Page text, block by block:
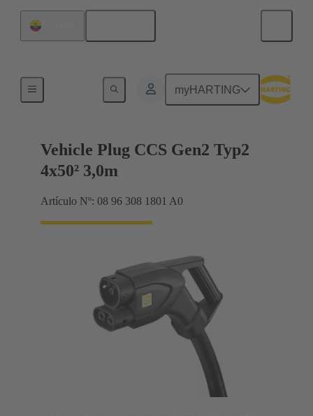
myHARTING
Cable de carga
Vehicle Plug CCS Gen2 Typ2
4x50² 3,0m
Artículo Nº: 08 96 308 1801 A0